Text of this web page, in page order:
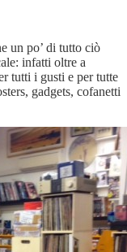
un po’ di tutto ciò
infatti oltre a
tutti i gusti e per tutte
gadgets, cofanetti